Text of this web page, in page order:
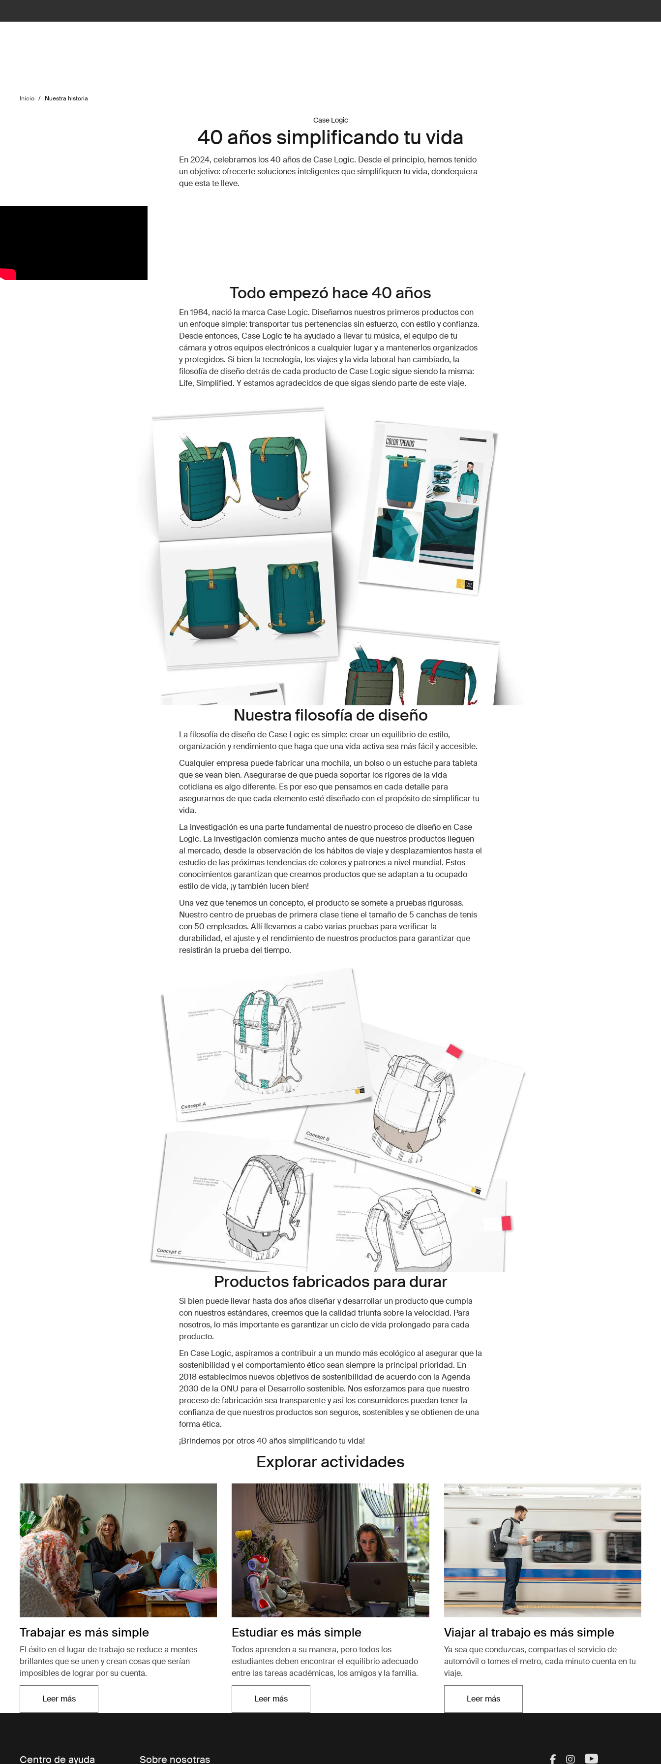
Inicio / Nuestra historia
Case Logic
40 años simplificando tu vida
En 2024, celebramos los 40 años de Case Logic. Desde el principio, hemos tenido
un objetivo: ofrecerte soluciones inteligentes que simplifiquen tu vida, dondequiera
que esta te lleve.
Todo empezó hace 40 años
En 1984, nació la marca Case Logic. Diseñamos nuestros primeros productos con
un enfoque simple: transportar tus pertenencias sin esfuerzo, con estilo y confianza.
Desde entonces, Case Logic te ha ayudado a llevar tu música, el equipo de tu
cámara y otros equipos electrónicos a cualquier lugar y a mantenerlos organizados
y protegidos. Si bien la tecnología, los viajes y la vida laboral han cambiado, la
filosofía de diseño detrás de cada producto de Case Logic sigue siendo la misma:
Life, Simplified. Y estamos agradecidos de que sigas siendo parte de este viaje.
Nuestra filosofía de diseño
La filosofía de diseño de Case Logic es simple: crear un equilibrio de estilo,
organización y rendimiento que haga que una vida activa sea más fácil y accesible.
Cualquier empresa puede fabricar una mochila, un bolso o un estuche para tableta
que se vean bien. Asegurarse de que pueda soportar los rigores de la vida
cotidiana es algo diferente. Es por eso que pensamos en cada detalle para
asegurarnos de que cada elemento esté diseñado con el propósito de simplificar tu
vida.
La investigación es una parte fundamental de nuestro proceso de diseño en Case
Logic. La investigación comienza mucho antes de que nuestros productos lleguen
al mercado, desde la observación de los hábitos de viaje y desplazamientos hasta el
estudio de las próximas tendencias de colores y patrones a nivel mundial. Estos
conocimientos garantizan que creamos productos que se adaptan a tu ocupado
estilo de vida, ¡y también lucen bien!
Una vez que tenemos un concepto, el producto se somete a pruebas rigurosas.
Nuestro centro de pruebas de primera clase tiene el tamaño de 5 canchas de tenis
con 50 empleados. Allí llevamos a cabo varias pruebas para verificar la
durabilidad, el ajuste y el rendimiento de nuestros productos para garantizar que
resistirán la prueba del tiempo.
Productos fabricados para durar
Si bien puede llevar hasta dos años diseñar y desarrollar un producto que cumpla
con nuestros estándares, creemos que la calidad triunfa sobre la velocidad. Para
nosotros, lo más importante es garantizar un ciclo de vida prolongado para cada
producto.
En Case Logic, aspiramos a contribuir a un mundo más ecológico al asegurar que la
sostenibilidad y el comportamiento ético sean siempre la principal prioridad. En
2018 establecimos nuevos objetivos de sostenibilidad de acuerdo con la Agenda
2030 de la ONU para el Desarrollo sostenible. Nos esforzamos para que nuestro
proceso de fabricación sea transparente y así los consumidores puedan tener la
confianza de que nuestros productos son seguros, sostenibles y se obtienen de una
forma ética.
¡Brindemos por otros 40 años simplificando tu vida!
Explorar actividades
Trabajar es más simple
El éxito en el lugar de trabajo se reduce a mentes
brillantes que se unen y crean cosas que serían
imposibles de lograr por su cuenta.
Leer másSe abre en una nueva pestaña
Estudiar es más simple
Todos aprenden a su manera, pero todos los
estudiantes deben encontrar el equilibrio adecuado
entre las tareas académicas, los amigos y la familia.
Leer másSe abre en una nueva pestaña
Viajar al trabajo es más simple
Ya sea que conduzcas, compartas el servicio de
automóvil o tomes el metro, cada minuto cuenta en tu
viaje.
Leer másSe abre en una nueva pestaña
Centro de ayuda Sobre nosotras Visit Thule on
Visit Thule on
Visit Thule